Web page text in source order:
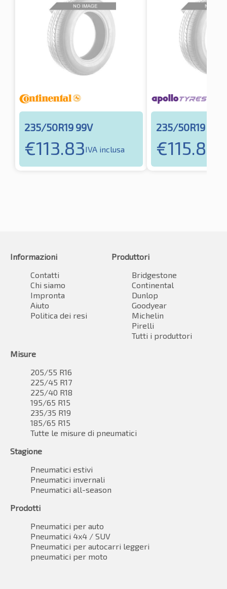
235/50R19 99V
€113.83IVA inclusa
235/50R19 99V
€115.80
Informazioni
Contatti
Chi siamo
Impronta
Aiuto
Politica dei resi
Produttori
Bridgestone
Continental
Dunlop
Goodyear
Michelin
Pirelli
Tutti i produttori
Misure
205/55 R16
225/45 R17
225/40 R18
195/65 R15
235/35 R19
185/65 R15
Tutte le misure di pneumatici
Stagione
Pneumatici estivi
Pneumatici invernali
Pneumatici all-season
Prodotti
Pneumatici per auto
Pneumatici 4x4 / SUV
Pneumatici per autocarri leggeri
pneumatici per moto